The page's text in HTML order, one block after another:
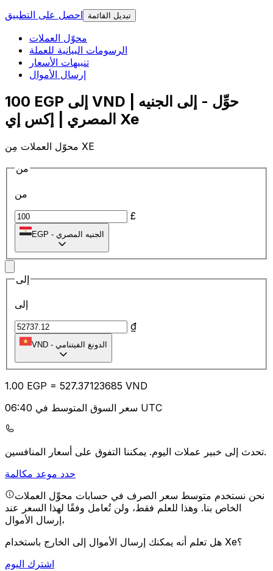
احصل على التطبيق
تبديل القائمة
محوّل العملات
الرسومات البيانية للعملة
تنبيهات الأسعار
إرسال الأموال
100 EGP إلى VND | حوِّل - إلى الجنيه
المصري | إكس إي Xe
محوّل العملات مِن XE
من
من
£
EGP - الجنيه المصري
إلى
إلى
₫
VND - الدونغ الفيتنامي
1.00 EGP = 527.37123685 VND
سعر السوق المتوسط في 06:40 UTC
تحدث إلى خبير عملات اليوم.يمكننا التفوق على أسعار المنافسين.
حدد موعد مكالمة
نحن نستخدم متوسط سعر الصرف في حسابات محوِّل العملات
الخاص بنا. وهذا للعلم فقط، ولن تُعامل وفقًا لهذا السعر عند
إرسال الأموال،
هل تعلم أنه يمكنك إرسال الأموال إلى الخارج باستخدام Xe؟
اشترك اليوم